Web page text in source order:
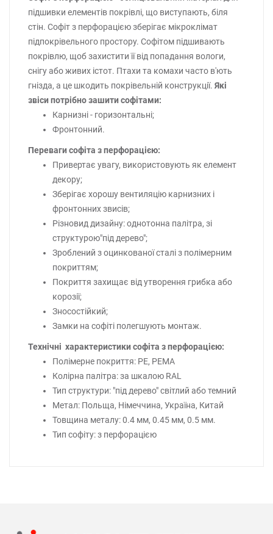
підшивки елементів покрівлі, що виступають, біля
стін. Софіт з перфорацією зберігає мікроклімат
підпокрівельного простору. Софітом підшивають
покрівлю, щоб захистити її від попадання вологи,
снігу або живих істот. Птахи та комахи часто в'ють
гнізда, а це шкодить покрівельній конструкції. Які
звіси потрібно зашити софітами:
Карнизні - горизонтальні;
Фронтонний.
Переваги софіта з перфорацією:
Привертає увагу, використовують як елемент
декору;
Зберігає хорошу вентиляцію карнизних і
фронтонних звисів;
Різновид дизайну: однотонна палітра, зі
структурою"під дерево";
Зроблений з оцинкованої сталі з полімерним
покриттям;
Покриття захищає від утворення грибка або
корозії;
Зносостійкий;
Замки на софіті полегшують монтаж.
Технічні характеристики софіта з перфорацією:
Полімерне покриття: РЕ, РЕМА
Колірна палітра: за шкалою RAL
Тип структури: "під дерево" світлий або темний
Метал: Польща, Німеччина, Україна, Китай
Товщина металу: 0.4 мм, 0.45 мм, 0.5 мм.
Тип софіту: з перфорацією